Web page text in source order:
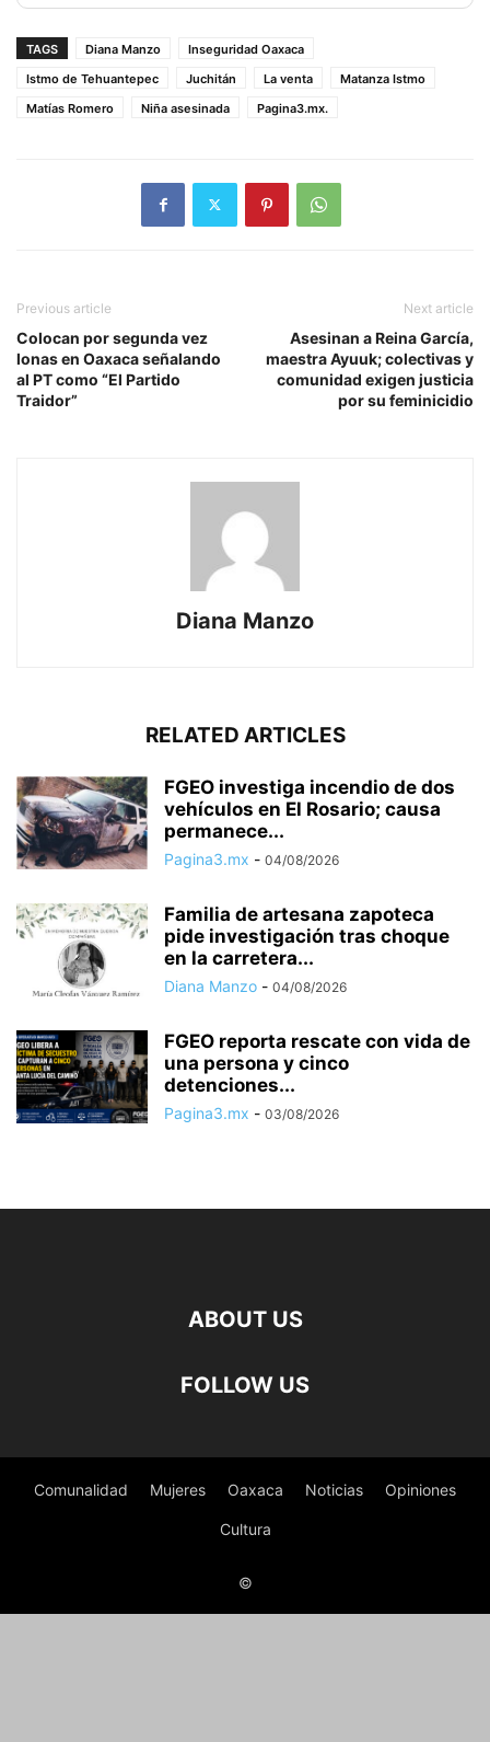
TAGS Diana Manzo
Inseguridad Oaxaca
Istmo de Tehuantepec
Juchitán La venta
Matanza Istmo
Matías Romero
Niña asesinada Pagina3.mx.
Previous article
Colocan por segunda vez
lonas en Oaxaca señalando
al PT como “El Partido
Traidor”
Next article
Asesinan a Reina García,
maestra Ayuuk; colectivas y
comunidad exigen justicia
por su feminicidio
Diana Manzo
RELATED ARTICLES
FGEO investiga incendio de dos
vehículos en El Rosario; causa
permanece...
Pagina3.mx - 04/08/2026
Familia de artesana zapoteca
pide investigación tras choque
en la carretera...
Diana Manzo - 04/08/2026
FGEO reporta rescate con vida de
una persona y cinco
detenciones...
Pagina3.mx - 03/08/2026
ABOUT US
FOLLOW US
Comunalidad Mujeres Oaxaca Noticias Opiniones
Cultura
©